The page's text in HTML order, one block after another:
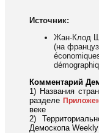
Источник:
Жан-Клод
(на
Комментарий
1) Названия
разделе
веке
2)
Демоскопа